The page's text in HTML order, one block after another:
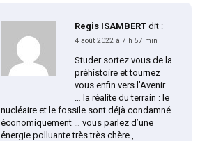
Regis ISAMBERT dit :
4 août 2022 à 7 h 57 min
Studer sortez vous de la
préhistoire et tournez
vous enfin vers l’Avenir
… la réalite du terrain : le
nucléaire et le fossile sont déjà condamné
économiquement … vous parlez d’une
énergie polluante très très chère ,